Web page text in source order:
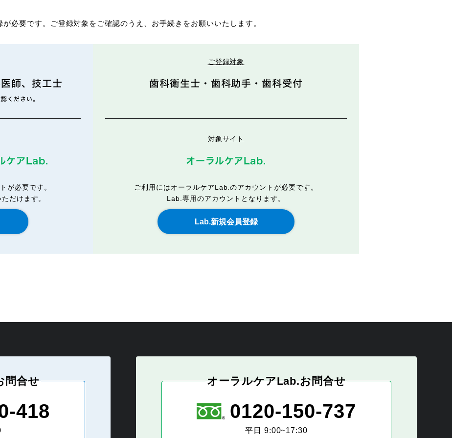
必要です。ご登録対象をご確認のうえ、お手続きをお願いいたします。
師、技工士
ください。
ケアLab.
が必要です。
だけます。
ご登録対象
歯科衛生士・歯科助手・歯科受付
対象サイト
オーラルケアLab.
ご利用にはオーラルケアLab.のアカウントが必要です。
Lab.専用のアカウントとなります。
問合せ
418
オーラルケアLab.お問合せ
0120-150-737
平日 9:00~17:30